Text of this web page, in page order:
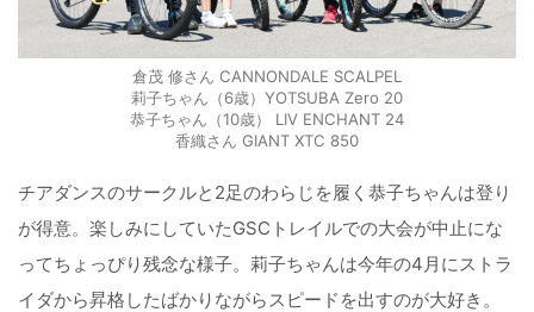
倉茂 修さん CANNONDALE SCALPEL
莉子ちゃん（6歳）YOTSUBA Zero 20
恭子ちゃん（10歳） LIV ENCHANT 24
香織さん GIANT XTC 850
チアダンスのサークルと2足のわらじを履く恭子ちゃんは登り
が得意。楽しみにしていたGSCトレイルでの大会が中止にな
ってちょっぴり残念な様子。莉子ちゃんは今年の4月にストラ
イダから昇格したばかりながらスピードを出すのが大好き。